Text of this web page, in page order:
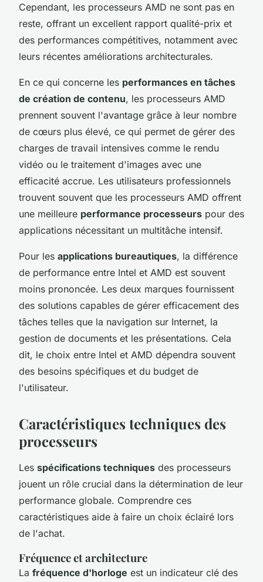
Cependant, les processeurs AMD ne sont pas en
reste, offrant un excellent rapport qualité-prix et
des performances compétitives, notamment avec
leurs récentes améliorations architecturales.
En ce qui concerne les performances en tâches
de création de contenu, les processeurs AMD
prennent souvent l'avantage grâce à leur nombre
de cœurs plus élevé, ce qui permet de gérer des
charges de travail intensives comme le rendu
vidéo ou le traitement d'images avec une
efficacité accrue. Les utilisateurs professionnels
trouvent souvent que les processeurs AMD offrent
une meilleure performance processeurs pour des
applications nécessitant un multitâche intensif.
Pour les applications bureautiques, la différence
de performance entre Intel et AMD est souvent
moins prononcée. Les deux marques fournissent
des solutions capables de gérer efficacement des
tâches telles que la navigation sur Internet, la
gestion de documents et les présentations. Cela
dit, le choix entre Intel et AMD dépendra souvent
des besoins spécifiques et du budget de
l'utilisateur.
Caractéristiques techniques des
processeurs
Les spécifications techniques des processeurs
jouent un rôle crucial dans la détermination de leur
performance globale. Comprendre ces
caractéristiques aide à faire un choix éclairé lors
de l'achat.
Fréquence et architecture
La fréquence d'horloge est un indicateur clé des